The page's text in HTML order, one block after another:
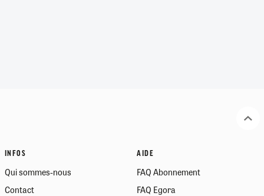
INFOS
Qui sommes-nous
Contact
AIDE
FAQ Abonnement
FAQ Egora